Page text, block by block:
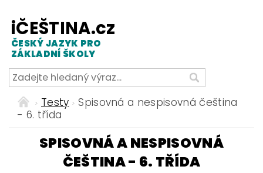
iČEŠTINA.cz
ČESKÝ JAZYK PRO
ZÁKLADNÍ ŠKOLY
Testy
Spisovná a nespisovná čeština
- 6. třída
SPISOVNÁ A NESPISOVNÁ
ČEŠTINA - 6. TŘÍDA